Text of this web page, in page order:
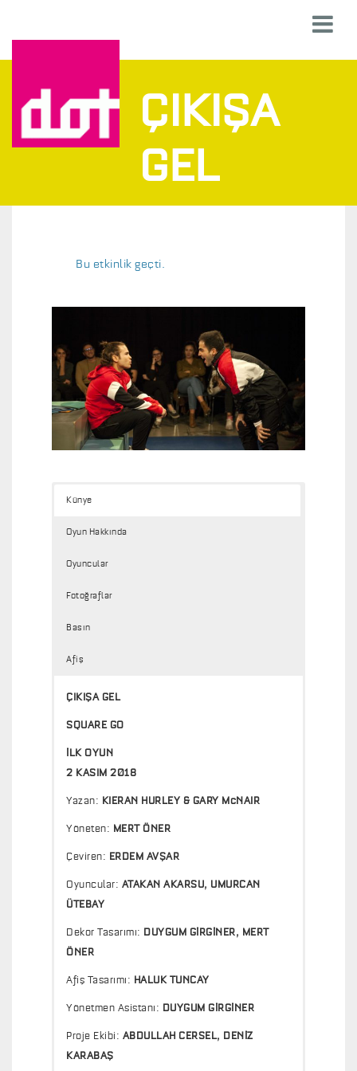
ÇIKIŞA
GEL
Bu etkinlik geçti.
Künye
Oyun Hakkında
Oyuncular
Fotoğraflar
Basın
Afiş
ÇIKIŞA GEL
SQUARE GO
İLK OYUN
2 KASIM 2018
Yazan: KIERAN HURLEY & GARY McNAIR
Yöneten: MERT ÖNER
Çeviren: ERDEM AVŞAR
Oyuncular: ATAKAN AKARSU, UMURCAN
ÜTEBAY
Dekor Tasarımı: DUYGUM GİRGİNER, MERT
ÖNER
Afiş Tasarımı: HALUK TUNCAY
Yönetmen Asistanı: DUYGUM GİRGİNER
Proje Ekibi: ABDULLAH CERSEL, DENİZ
KARABAŞ